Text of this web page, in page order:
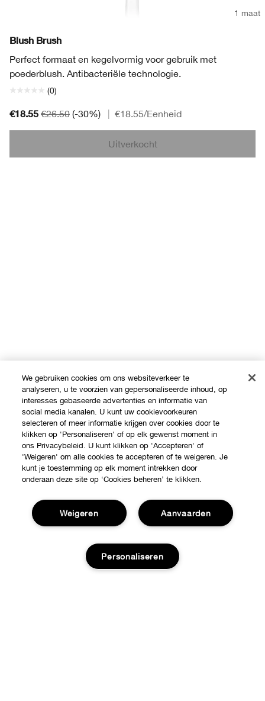
1 maat
Blush Brush
Perfect formaat en kegelvormig voor gebruik met
poederblush. Antibacteriële technologie.
(0)
€18.55 €26.50 (-30%) €18.55/Eenheid
Uitverkocht
Verkooppunten
Over Clinique
Clinique Philosophy
We gebruiken cookies om ons websiteverkeer te
analyseren, u te voorzien van gepersonaliseerde inhoud, op
interesses gebaseerde advertenties en informatie van
social media kanalen. U kunt uw cookievoorkeuren
selecteren of meer informatie krijgen over cookies door te
klikken op 'Personaliseren' of op elk gewenst moment in
ons Privacybeleid. U kunt klikken op 'Accepteren' of
'Weigeren' om alle cookies te accepteren of te weigeren. Je
kunt je toestemming op elk moment intrekken door
onderaan deze site op ‘Cookies beheren’ te klikken.
Aanvaarden
Weigeren
Personaliseren